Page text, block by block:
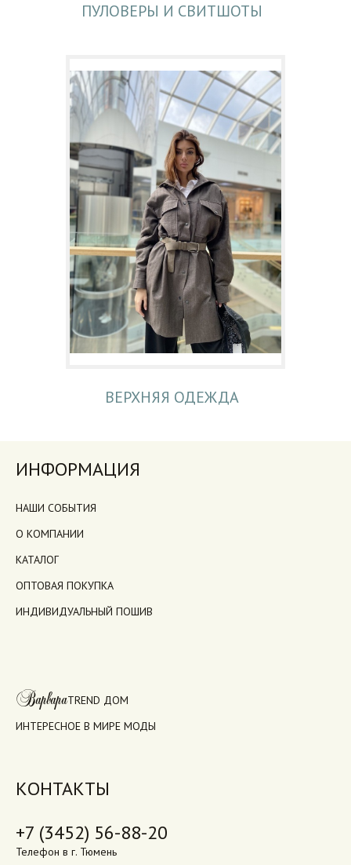
ПУЛОВЕРЫ И СВИТШОТЫ
ВЕРХНЯЯ ОДЕЖДА
ИНФОРМАЦИЯ
НАШИ СОБЫТИЯ
О КОМПАНИИ
КАТАЛОГ
ОПТОВАЯ ПОКУПКА
ИНДИВИДУАЛЬНЫЙ ПОШИВ
ВарвараTREND ДОМ
ИНТЕРЕСНОЕ В МИРЕ МОДЫ
КОНТАКТЫ
+7 (3452) 56-88-20
Телефон в г. Тюмень